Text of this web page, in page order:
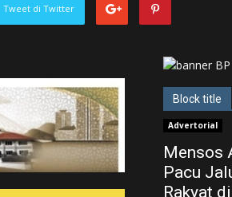
Tweet di Twitter
Block title
Advertorial
Mensos
Pacu
Rakyat